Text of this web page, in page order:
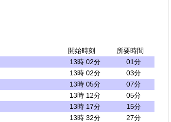
開始時刻
所要時間
13時 02分
01分
13時 02分
03分
13時 05分
07分
13時 12分
05分
13時 17分
15分
13時 32分
27分